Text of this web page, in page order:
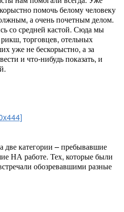
помочь белому человеку
а очень почетным делом.
со средней кастой. Сюда мы
торговцев, отельных
уже не бескорыстно, а за
и что-нибудь показать, и
две категории – пребывавшие
НА работе. Тех, которые были
обозревавшими разные